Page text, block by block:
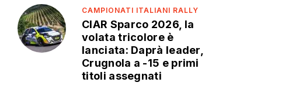
CAMPIONATI ITALIANI RALLY
CIAR Sparco 2026, la
volata tricolore è
lanciata: Daprà leader,
Crugnola a -15 e primi
titoli assegnati